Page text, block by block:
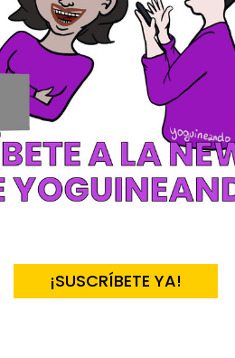
¡SUSCRÍBETE YA!